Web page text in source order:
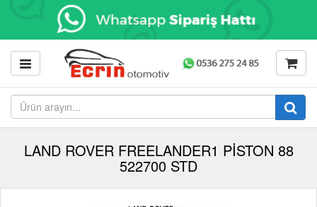
LAND ROVER FREELANDER1 PİSTON 88
522700 STD